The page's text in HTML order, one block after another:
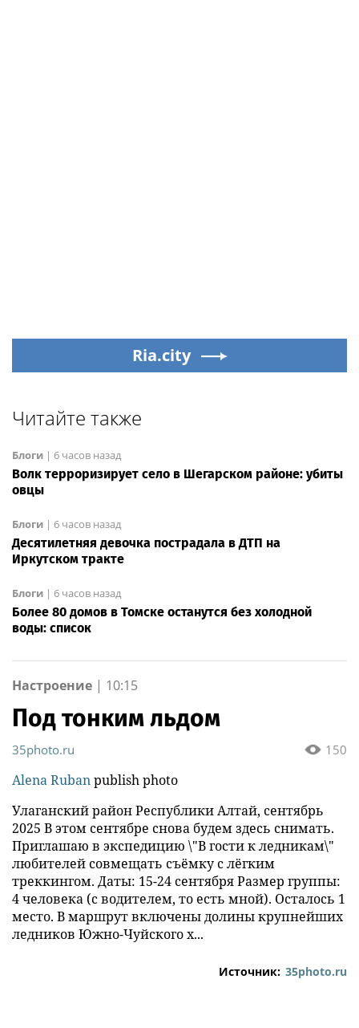
Ria.city
Читайте также
Блоги | 6 часов назад
Волк терроризирует село в Шегарском районе: убиты
овцы
Блоги | 6 часов назад
Десятилетняя девочка пострадала в ДТП на
Иркутском тракте
Блоги | 6 часов назад
Более 80 домов в Томске останутся без холодной
воды: список
Настроение | 10:15
Под тонким льдом
150
35photo.ru
Alena Rubanpublish photo
Улаганский район Республики Алтай, сентябрь
2025 В этом сентябре снова будем здесь снимать.
Приглашаю в экспедицию \"В гости к ледникам\"
любителей совмещать съёмку с лёгким
треккингом. Даты: 15-24 сентября Размер группы:
4 человека (с водителем, то есть мной). Осталось 1
место. В маршрут включены долины крупнейших
ледников Южно-Чуйского х...
Источник: 35photo.ru